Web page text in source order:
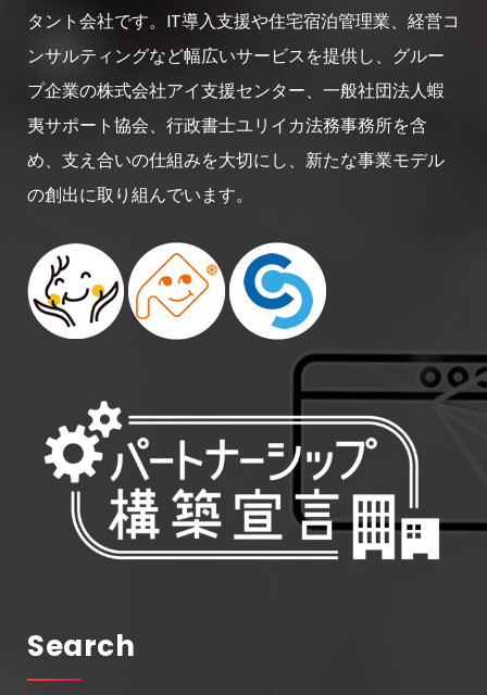
タント会社です。IT導入支援や住宅宿泊管理業、経営コ
ンサルティングなど幅広いサービスを提供し、グルー
プ企業の株式会社アイ支援センター、一般社団法人蝦
夷サポート協会、行政書士ユリイカ法務事務所を含
め、支え合いの仕組みを大切にし、新たな事業モデル
の創出に取り組んでいます。
Search